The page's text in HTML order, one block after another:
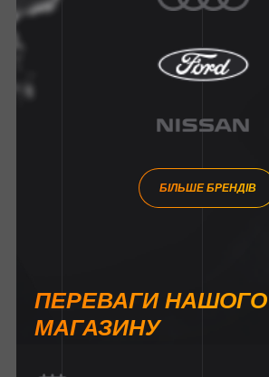
БІЛЬШЕ БРЕНДІВ
ПЕРЕВАГИ НАШОГО
МАГАЗИНУ